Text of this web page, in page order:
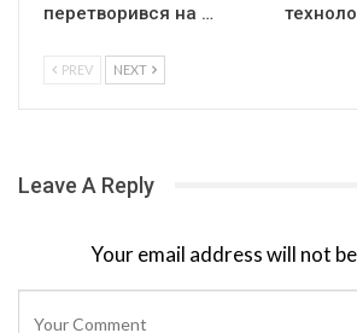
перетворився на …
PREV NEXT
Leave A Reply
Your email address will not